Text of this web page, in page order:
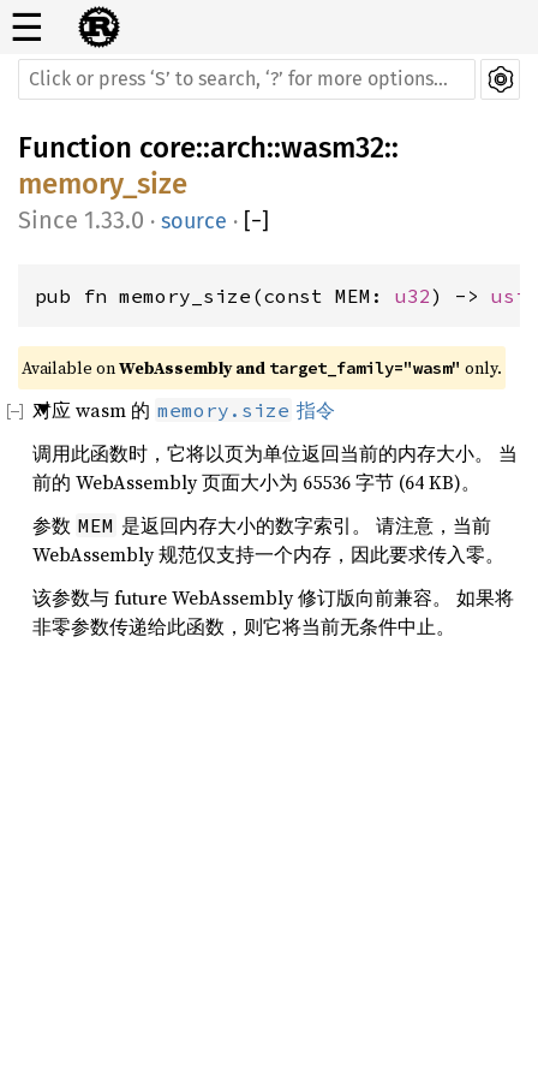
☰
Function core::arch::wasm32::
memory_size
1.33.0 · source · [−]
pub fn memory_size(const MEM: u32) ->
Available on WebAssembly and target_family="wasm" only.
对应 wasm 的 memory.size 指令
调用此函数时，它将以页为单位返回当前的内存大小。 当
前的 WebAssembly 页面大小为 65536 字节 (64 KB)。
参数 MEM 是返回内存大小的数字索引。 请注意，当前
WebAssembly 规范仅支持一个内存，因此要求传入零。
该参数与 future WebAssembly 修订版向前兼容。 如果将
非零参数传递给此函数，则它将当前无条件中止。